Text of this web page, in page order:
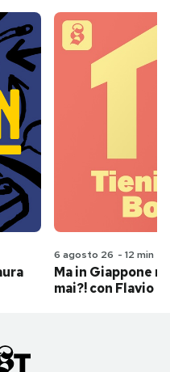
6 agosto 26 - 12 min
Ma in Giappone
mai?! con Flavio